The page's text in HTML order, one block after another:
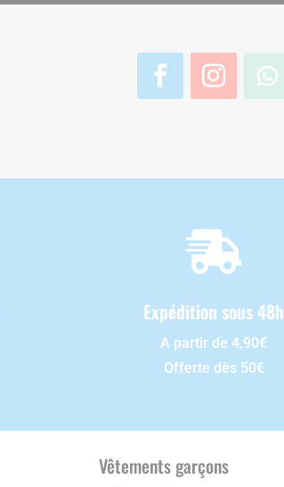

Expédition sous 48h
A partir de 4,90€
Offerte dès 50€
Vêtements garçons